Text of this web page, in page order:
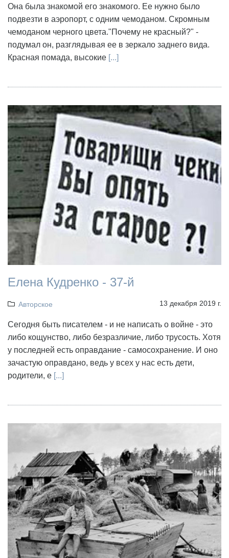
Она была знакомой его знакомого. Ее нужно было
подвезти в аэропорт, с одним чемоданом. Скромным
чемоданом черного цвета."Почему не красный?" -
подумал он, разглядывая ее в зеркало заднего вида.
Красная помада, высокие [...]
Елена Кудренко - 37-й
Авторское 13 декабря 2019 г.
Сегодня быть писателем - и не написать о войне - это
либо кощунство, либо безразличие, либо трусость. Хотя
у последней есть оправдание - самосохранение. И оно
зачастую оправдано, ведь у всех у нас есть дети,
родители, е [...]